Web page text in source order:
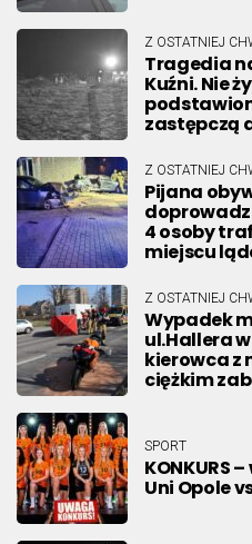
Z OSTATNIEJ
Tragedia
Kuźni. Nie
zastępczą
Z OSTATNIEJ
Pijana
4 osoby
miejscu
Z OSTATNIEJ
Wypadek
ul.Hallera
kierowca z
ciężkim
SPORT
KONKURS
Uni Opole